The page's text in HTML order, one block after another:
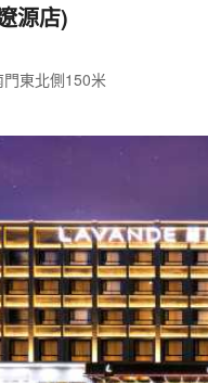
源店)
東北側150米